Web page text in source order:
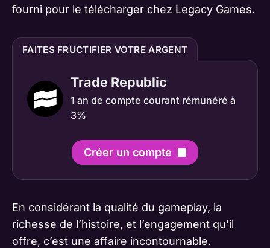
fourni pour le télécharger chez Legacy Games.
FAITES FRUCTIFIER VOTRE ARGENT
Trade Republic
1 an de compte courant rémunéré à
3%
Créer un compte
En considérant la qualité du gameplay, la
richesse de l’histoire, et l’engagement qu’il
offre, c’est une affaire incontournable.